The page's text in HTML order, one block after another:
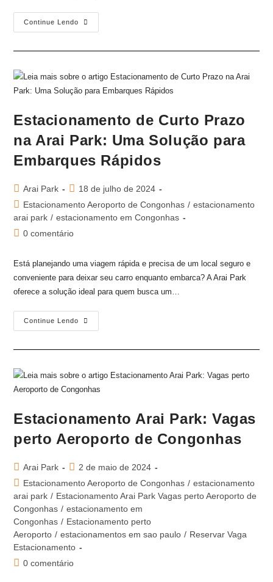
Continue Lendo
Estacionamento de Curto Prazo
na Arai Park: Uma Solução para
Embarques Rápidos
Arai Park
18 de julho de 2024
Estacionamento Aeroporto de Congonhas / estacionamento
arai park / estacionamento em Congonhas
0 comentário
Está planejando uma viagem rápida e precisa de um local seguro e
conveniente para deixar seu carro enquanto embarca? A Arai Park
oferece a solução ideal para quem busca um…
Continue Lendo
Estacionamento Arai Park: Vagas
perto Aeroporto de Congonhas
Arai Park
2 de maio de 2024
Estacionamento Aeroporto de Congonhas / estacionamento
arai park / Estacionamento Arai Park Vagas perto Aeroporto de
Congonhas / estacionamento em
Congonhas / Estacionamento perto
Aeroporto / estacionamentos em sao paulo / Reservar Vaga
Estacionamento
0 comentário